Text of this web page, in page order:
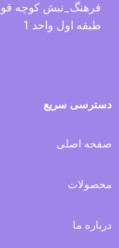
طبقه اول واحد 1
دسترسی سریع
صفحه اصلی
محصولات
درباره ما